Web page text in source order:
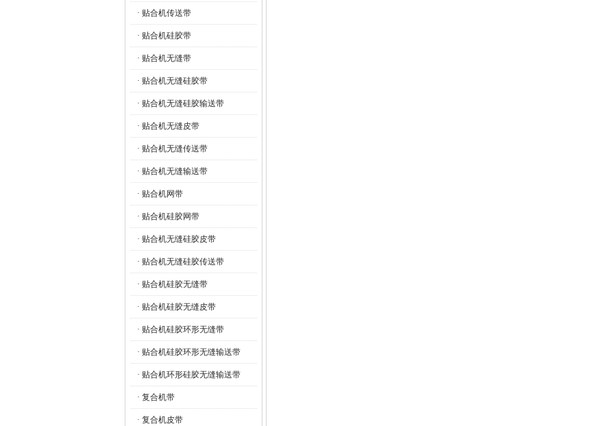
· 贴合机传送带
· 贴合机硅胶带
· 贴合机无缝带
· 贴合机无缝硅胶带
· 贴合机无缝硅胶输送带
· 贴合机无缝皮带
· 贴合机无缝传送带
· 贴合机无缝输送带
· 贴合机网带
· 贴合机硅胶网带
· 贴合机无缝硅胶皮带
· 贴合机无缝硅胶传送带
· 贴合机硅胶无缝带
· 贴合机硅胶无缝皮带
· 贴合机硅胶环形无缝带
· 贴合机硅胶环形无缝输送带
· 贴合机环形硅胶无缝输送带
· 复合机带
· 复合机皮带